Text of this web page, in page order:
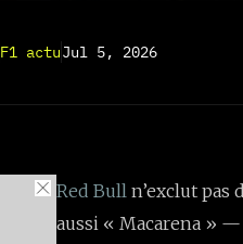
F1 actuJul 5, 2026
Red Bull n’exclut
aussi « Macarena »